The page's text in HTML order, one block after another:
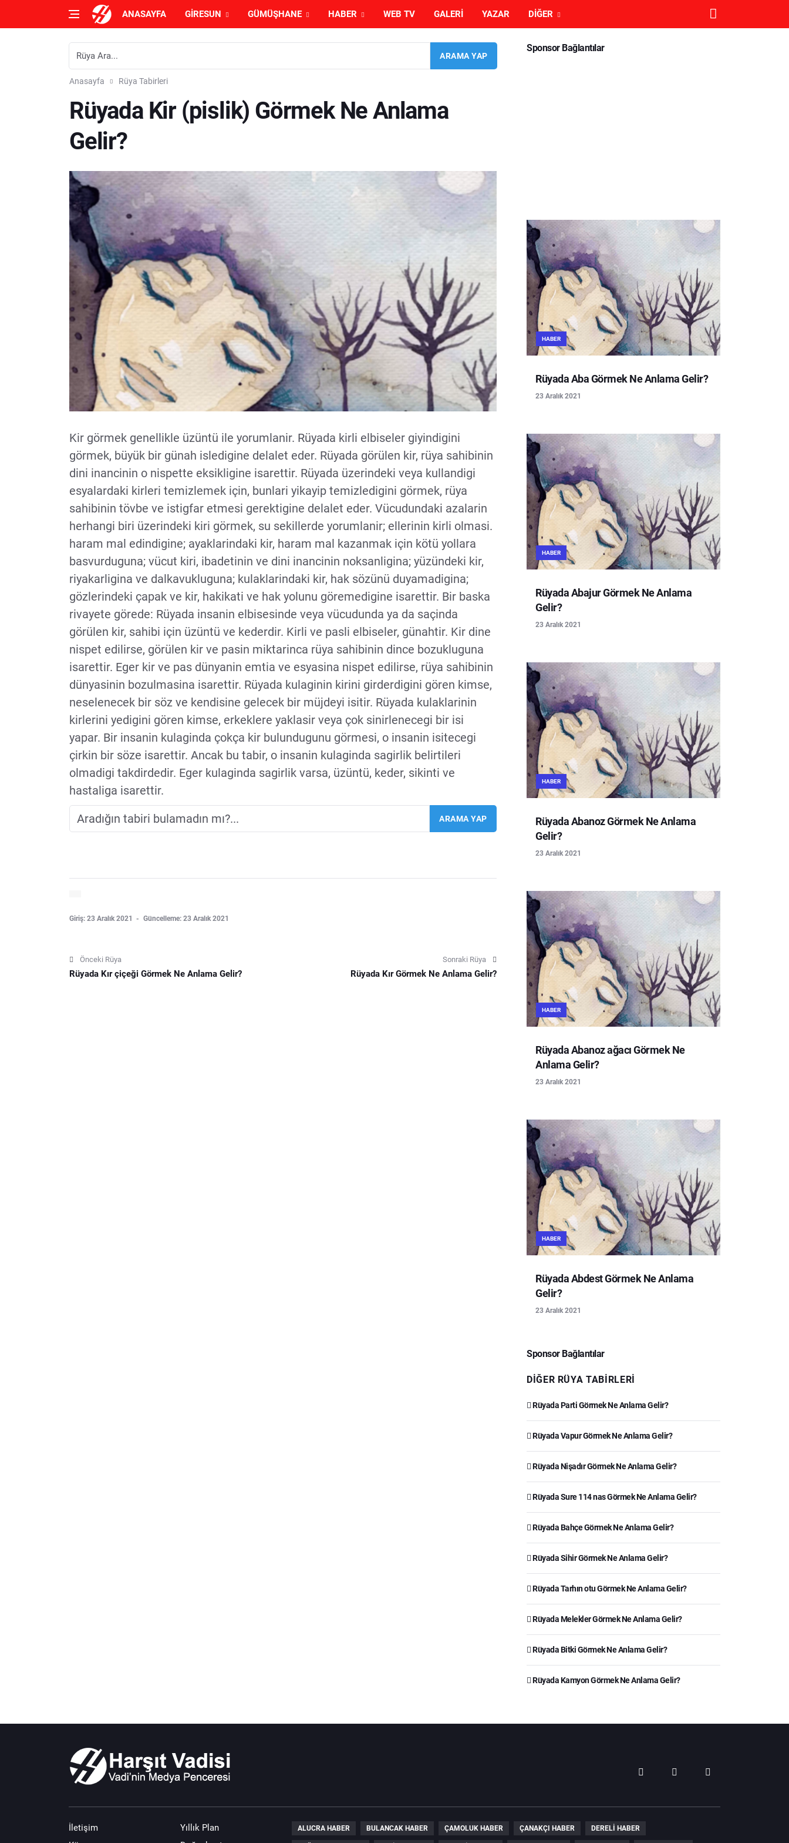
ANASAYFA GIRESUN GÜMÜŞHANE HABER WEB TV GALERI YAZAR DIĞER
Anasayfa Rüya Tabirleri
Rüyada Kir (pislik) Görmek Ne Anlama
Gelir?
Kir görmek genellikle üzüntü ile yorumlanir. Rüyada kirli elbiseler giyindigini
görmek, büyük bir günah isledigine delalet eder. Rüyada görülen kir, rüya sahibinin
dini inancinin o nispette eksikligine isarettir. Rüyada üzerindeki veya kullandigi
esyalardaki kirleri temizlemek için, bunlari yikayip temizledigini görmek, rüya
sahibinin tövbe ve istigfar etmesi gerektigine delalet eder. Vücudundaki azalarin
herhangi biri üzerindeki kiri görmek, su sekillerde yorumlanir; ellerinin kirli olmasi.
haram mal edindigine; ayaklarindaki kir, haram mal kazanmak için kötü yollara
basvurduguna; vücut kiri, ibadetinin ve dini inancinin noksanligina; yüzündeki kir,
riyakarligina ve dalkavukluguna; kulaklarindaki kir, hak sözünü duyamadigina;
gözlerindeki çapak ve kir, hakikati ve hak yolunu göremedigine isarettir. Bir baska
rivayete görede: Rüyada insanin elbisesinde veya vücudunda ya da saçinda
görülen kir, sahibi için üzüntü ve kederdir. Kirli ve pasli elbiseler, günahtir. Kir dine
nispet edilirse, görülen kir ve pasin miktarinca rüya sahibinin dince bozukluguna
isarettir. Eger kir ve pas dünyanin emtia ve esyasina nispet edilirse, rüya sahibinin
dünyasinin bozulmasina isarettir. Rüyada kulaginin kirini girderdigini gören kimse,
neselenecek bir söz ve kendisine gelecek bir müjdeyi isitir. Rüyada kulaklarinin
kirlerini yedigini gören kimse, erkeklere yaklasir veya çok sinirlenecegi bir isi
yapar. Bir insanin kulaginda çokça kir bulundugunu görmesi, o insanin isitecegi
çirkin bir söze isarettir. Ancak bu tabir, o insanin kulaginda sagirlik belirtileri
olmadigi takdirdedir. Eger kulaginda sagirlik varsa, üzüntü, keder, sikinti ve
hastaliga isarettir.
Giriş: 23 Aralık 2021 Güncelleme: 23 Aralık 2021
Önceki Rüya
Rüyada Kır çiçeği Görmek Ne Anlama Gelir?
Sonraki Rüya
Rüyada Kır Görmek Ne Anlama Gelir?
Sponsor Bağlantılar
HABER
Rüyada Aba Görmek Ne Anlama Gelir?
23 Aralık 2021
HABER
Rüyada Abajur Görmek Ne Anlama
Gelir?
23 Aralık 2021
HABER
Rüyada Abanoz Görmek Ne Anlama
Gelir?
23 Aralık 2021
HABER
Rüyada Abanoz ağacı Görmek Ne
Anlama Gelir?
23 Aralık 2021
HABER
Rüyada Abdest Görmek Ne Anlama
Gelir?
23 Aralık 2021
Sponsor Bağlantılar
DIĞER RÜYA TABIRLERI
Rüyada Parti Görmek Ne Anlama Gelir?
Rüyada Vapur Görmek Ne Anlama Gelir?
Rüyada Nişadır Görmek Ne Anlama Gelir?
Rüyada Sure 114 nas Görmek Ne Anlama Gelir?
Rüyada Bahçe Görmek Ne Anlama Gelir?
Rüyada Sihir Görmek Ne Anlama Gelir?
Rüyada Tarhın otu Görmek Ne Anlama Gelir?
Rüyada Melekler Görmek Ne Anlama Gelir?
Rüyada Bitki Görmek Ne Anlama Gelir?
Rüyada Kamyon Görmek Ne Anlama Gelir?
İletişim
Yıllık Plan
ALUCRA HABER BULANCAK HABER ÇAMOLUK HABER ÇANAKÇI HABER DERELI HABER